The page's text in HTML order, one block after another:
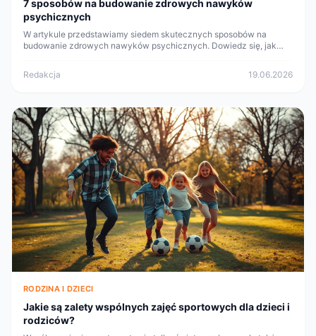
7 sposobów na budowanie zdrowych nawyków
psychicznych
W artykule przedstawiamy siedem skutecznych sposobów na
budowanie zdrowych nawyków psychicznych. Dowiedz się, jak
Redakcja
19.06.2026
RODZINA I DZIECI
Jakie są zalety wspólnych zajęć sportowych dla dzieci i
rodziców?